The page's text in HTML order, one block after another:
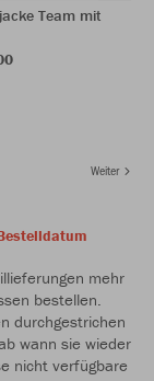
Team mit
Weiter
mehr
bestellen.
durchgestrichen
wann sie wieder
nicht verfügbare